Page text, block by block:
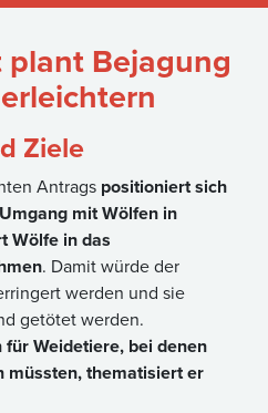
Bejagung
Ziele
Antrags positioniert sich
mit Wölfen in
Wölfe in das
. Damit würde der
werden und sie
getötet werden.
Weidetiere, bei denen
müssten, thematisiert er